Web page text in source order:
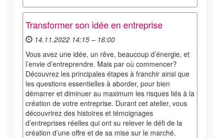
Transformer son idée en entreprise
14.11.2022 14:15 – 16:00
Vous avez une idée, un rêve, beaucoup d’énergie, et
l’envie d’entreprendre. Mais par où commencer?
Découvrez les principales étapes à franchir ainsi que
les questions essentielles à aborder, pour bien
démarrer et diminuer au maximum les risques liés à la
création de votre entreprise. Durant cet atelier, vous
découvrirez des histoires et témoignages
d’entreprises réelles qui ont su relever le défi de la
création d’une offre et de sa mise sur le marché.